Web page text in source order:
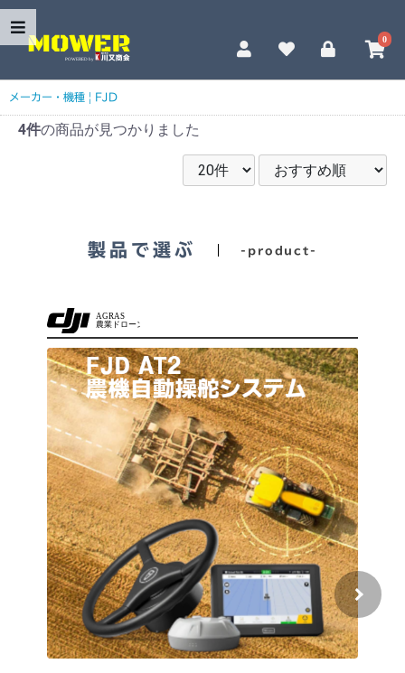
0
メーカー・機種 | FJD
4件の商品が見つかりました
製品で選ぶ -product-